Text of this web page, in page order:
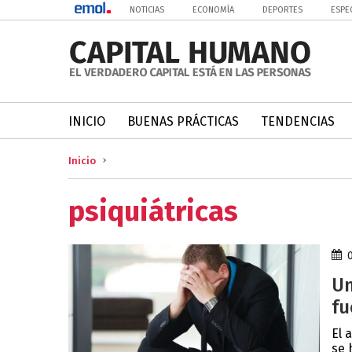
NOTICIAS ECONOMÍA DEPORTES
INICIO BUENAS PRÁCTICAS TENDENCIAS
Inicio
psiquiátricas
El
se